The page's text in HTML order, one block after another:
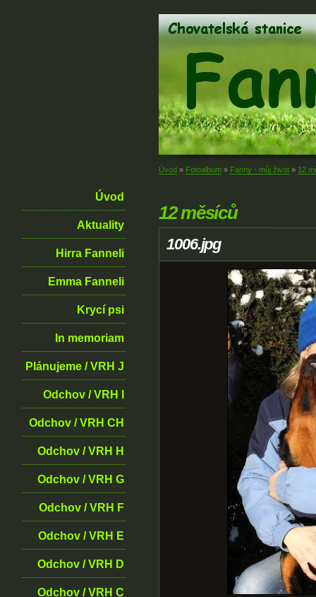
Úvod
Aktuality
Hirra Fanneli
Emma Fanneli
Krycí psi
In memoriam
Plánujeme / VRH J
Odchov / VRH I
Odchov / VRH CH
Odchov / VRH H
Odchov / VRH G
Odchov / VRH F
Odchov / VRH E
Odchov / VRH D
Odchov / VRH C
Úvod » Fotoalbum » Fanny - můj život » 12
12 měsíců
1006.jpg